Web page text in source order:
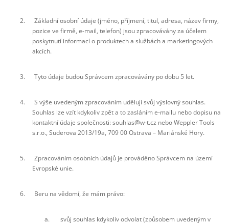
2. Základní osobní údaje (jméno, příjmení, titul, adresa, název firmy,
pozice ve firmě, e-mail, telefon) jsou zpracovávány za účelem
poskytnutí informací o produktech a službách a marketingových
akcích.
3. Tyto údaje budou Správcem zpracovávány po dobu 5 let.
4. S výše uvedeným zpracováním uděluji svůj výslovný souhlas.
Souhlas lze vzít kdykoliv zpět a to zasláním e-mailu nebo dopisu na
kontaktní údaje společnosti: souhlas@w-t.cz nebo Weppler Tools
s.r.o., Suderova 2013/19a, 709 00 Ostrava – Mariánské Hory.
5. Zpracováním osobních údajů je prováděno Správcem na území
Evropské unie.
6. Beru na vědomí, že mám právo:
a. svůj souhlas kdykoliv odvolat (způsobem uvedeným v